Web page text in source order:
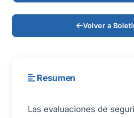
Resumen
Las evaluaciones de
Volver a